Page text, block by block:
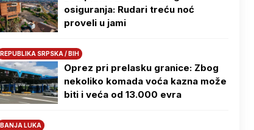
osiguranja: Rudari treću noć
proveli u jami
REPUBLIKA SRPSKA / BIH
Oprez pri prelasku granice: Zbog
nekoliko komada voća kazna može
biti i veća od 13.000 evra
BANJA LUKA